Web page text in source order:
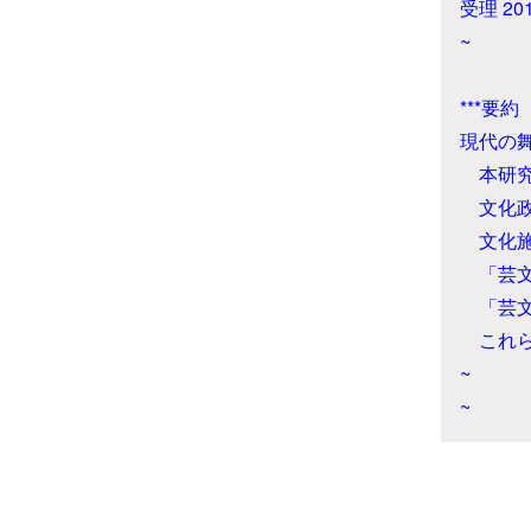
受理
~
***要約
現代の
本研
文化
文化
「芸
「芸
これ
~
~